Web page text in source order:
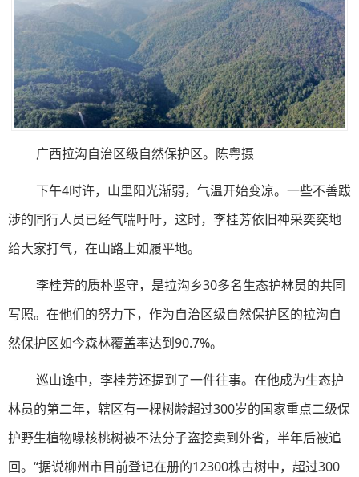
广西拉沟自治区级自然保护区。陈粤摄
下午4时许，山里阳光渐弱，气温开始变凉。一些不善跋
涉的同行人员已经气喘吁吁，这时，李桂芳依旧神采奕奕地
给大家打气，在山路上如履平地。
李桂芳的质朴坚守，是拉沟乡30多名生态护林员的共同
写照。在他们的努力下，作为自治区级自然保护区的拉沟自
然保护区如今森林覆盖率达到90.7%。
巡山途中，李桂芳还提到了一件往事。在他成为生态护
林员的第二年，辖区有一棵树龄超过300岁的国家重点二级保
护野生植物喙核桃树被不法分子盗挖卖到外省，半年后被追
回。“据说柳州市目前登记在册的12300株古树中，超过300